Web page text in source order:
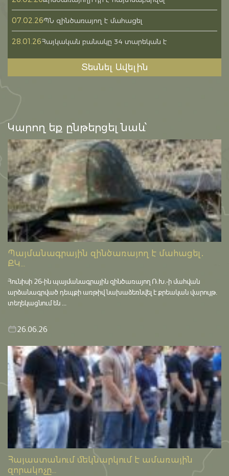
07.02.26ՊՆ զինծառայող է մահացել
28.01.26Հայկական բանակը 34 տարեկան է
Տեսնել Ավելին
Կարող եք ընթերցել նաև՝
Պայմանագրային զինծառայող է մահացել․
ՔԿ...
Հունիսի 26-ին պայմանագրային զինծառայող Ռ.Խ.-ի մահվան
արձանագրված դեպքի առթիվ նախաձեռնվել է քրեական վարույթ․
տեղեկացնում են ...
26.06.26
Հայաստանում մեկնարկում է ամառային
զորակոչը...